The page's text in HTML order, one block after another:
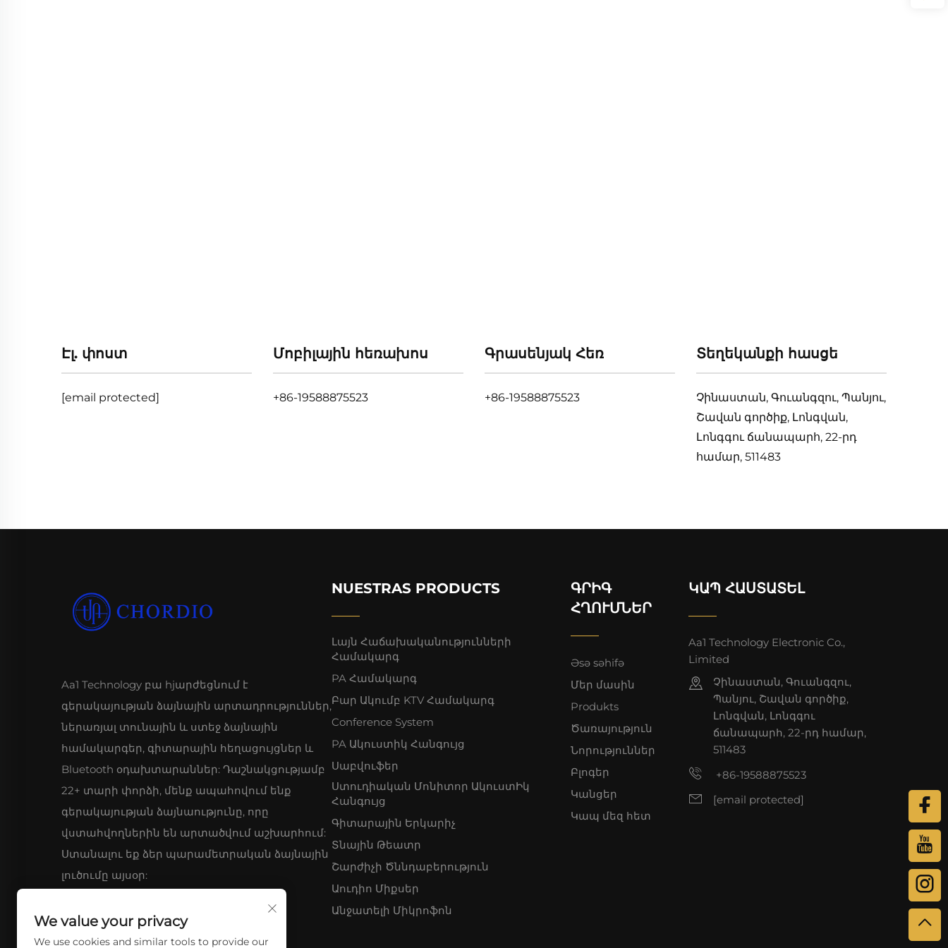
Էլ. փոստ
[email protected]
Մոբիլային հեռախոս
+86-19588875523
Գրասենյակ Հեռ
+86-19588875523
Տեղեկանքի հասցե
Չինաստան, Գուանգզու, Պանյու,
Շավան գործիք, Լոնգվան,
Լոնգգու ճանապարհ, 22-րդ
համար, 511483
Aa1 Technology բա hjարժեցնում է
գերակայության ձայնային արտադրություններ,
ներառյալ տունային և ստեջ ձայնային
համակարգեր, գիտարային հեղացույցներ և
Bluetooth օդախտարաններ: Դաշնակցությամբ
22+ տարի փորձի, մենք ապահովում ենք
գերակայության ձայնաությունը, որը
վստահվողներին են արտածվում աշխարհում:
Ստանալու եք ձեր պարամետրական ձայնային
լուծումը այսօր:
NUESTRAS PRODUCTS
Լայն Հաճախականությունների
Համակարգ
PA Համակարգ
Բար Ակումբ KTV Համակարգ
Conference System
PA Ակուստիկ Հանգույց
Սաբվուֆեր
Ստուդիական Մոնիտոր ԱկուստԻկ
Հանգույց
Գիտարային Երկարիչ
Տնային Թեատր
Շարժիչի Ծննդաբերություն
Աուդիո Միքսեր
Անջատելի Միկրոֆոն
ԳՐԻԳ
ՀՂՈՒՄՆԵՐ
Əsə səhifə
Մեր մասին
Produkts
Ծառայություն
Նորություններ
Բլոգեր
Կանցեր
Կապ մեզ հետ
ԿԱՊ ՀԱՍՏԱՏԵԼ
Aa1 Technology Electronic Co.,
Limited
Չինաստան, Գուանգզու,
Պանյու, Շավան գործիք,
Լոնգվան, Լոնգգու
ճանապարհ, 22-րդ համար,
511483
+86-19588875523
[email protected]
We value your privacy
We use cookies and similar tools to provide our